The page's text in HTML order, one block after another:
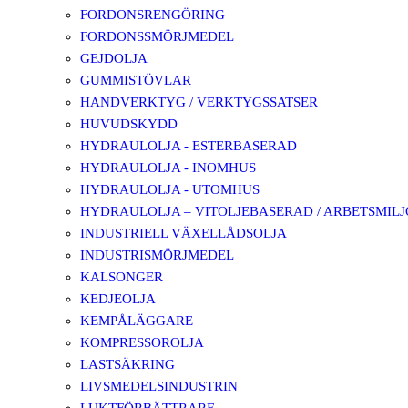
FORDONSRENGÖRING
FORDONSSMÖRJMEDEL
GEJDOLJA
GUMMISTÖVLAR
HANDVERKTYG / VERKTYGSSATSER
HUVUDSKYDD
HYDRAULOLJA - ESTERBASERAD
HYDRAULOLJA - INOMHUS
HYDRAULOLJA - UTOMHUS
HYDRAULOLJA – VITOLJEBASERAD /
INDUSTRIELL VÄXELLÅDSOLJA
INDUSTRISMÖRJMEDEL
KALSONGER
KEDJEOLJA
KEMPÅLÄGGARE
KOMPRESSOROLJA
LASTSÄKRING
LIVSMEDELSINDUSTRIN